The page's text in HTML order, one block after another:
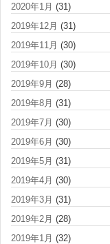
2020年1月 (31)
2019年12月 (31)
2019年11月 (30)
2019年10月 (30)
2019年9月 (28)
2019年8月 (31)
2019年7月 (30)
2019年6月 (30)
2019年5月 (31)
2019年4月 (30)
2019年3月 (31)
2019年2月 (28)
2019年1月 (32)